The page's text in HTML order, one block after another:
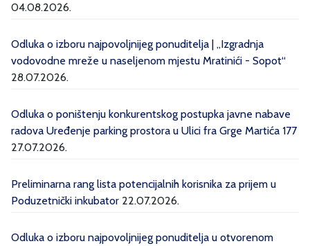
04.08.2026.
Odluka o izboru najpovoljnijeg ponuditelja | „Izgradnja
vodovodne mreže u naseljenom mjestu Mratinići - Sopot“
28.07.2026.
Odluka o poništenju konkurentskog postupka javne nabave
radova Uređenje parking prostora u Ulici fra Grge Martića 177
27.07.2026.
Preliminarna rang lista potencijalnih korisnika za prijem u
Poduzetnički inkubator 22.07.2026.
Odluka o izboru najpovoljnijeg ponuditelja u otvorenom